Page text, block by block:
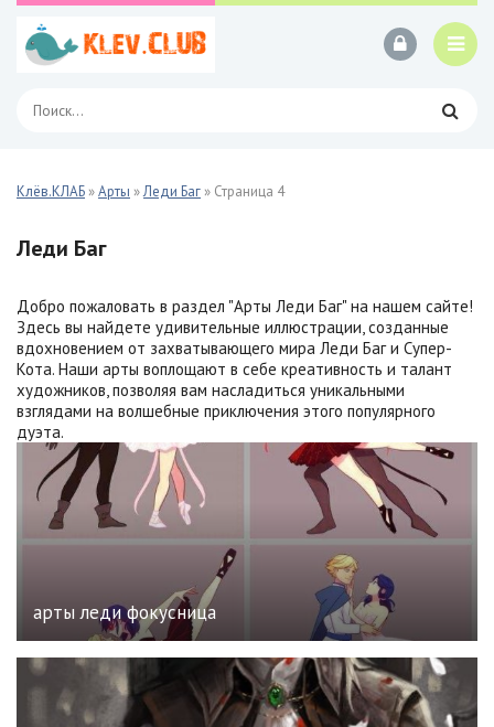
Клёв.КЛАБ »Арты »Леди Баг » Страница 4
Леди Баг
Добро пожаловать в раздел "Арты Леди Баг" на нашем сайте!
Здесь вы найдете удивительные иллюстрации, созданные
вдохновением от захватывающего мира Леди Баг и Супер-
Кота. Наши арты воплощают в себе креативность и талант
художников, позволяя вам насладиться уникальными
взглядами на волшебные приключения этого популярного
дуэта.
арты леди фокусница